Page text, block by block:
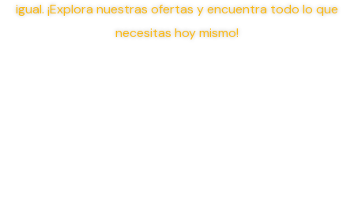
igual. ¡Explora nuestras ofertas y encuentra todo lo que
necesitas hoy mismo!